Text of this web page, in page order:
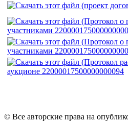
участниками
участниками
аукционе 22000017500000000094
© Все авторские права на